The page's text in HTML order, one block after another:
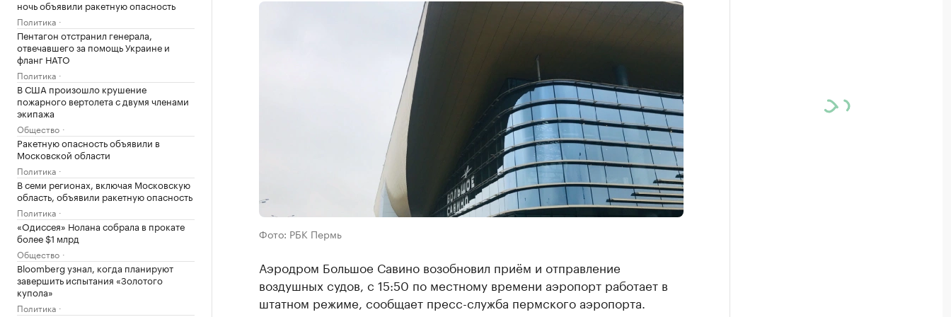
ночь объявили ракетную опасность
Политика
Пентагон отстранил генерала,
отвечавшего за помощь Украине и
фланг НАТО
Политика
В США произошло крушение
пожарного вертолета с двумя членами
экипажа
Общество
Ракетную опасность объявили в
Московской области
Политика
В семи регионах, включая Московскую
область, объявили ракетную опасность
Политика
«Одиссея» Нолана собрала в прокате
более $1 млрд
Общество
Bloomberg узнал, когда планируют
завершить испытания «Золотого
купола»
Политика
Фото: РБК Пермь
Аэродром Большое Савино возобновил приём и отправление
воздушных судов, с 15:50 по местному времени аэропорт работает в
штатном режиме, сообщает пресс-служба пермского аэропорта.